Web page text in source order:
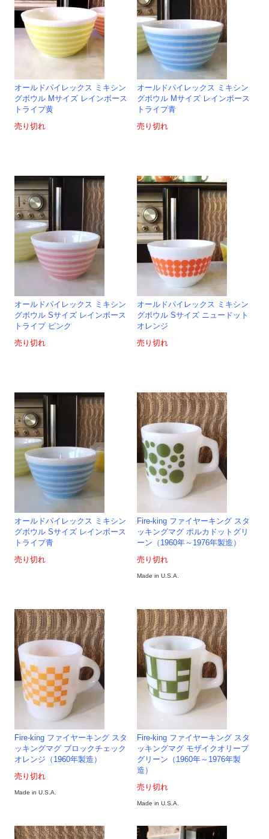
オールドパイレックス ミキシン
グボウル Mサイズ レインボース
トライプ黄
売り切れ
オールドパイレックス ミキシン
グボウル Mサイズ レインボース
トライプ青
売り切れ
オールドパイレックス ミキシン
グボウル Sサイズ レインボース
トライプ ピンク
売り切れ
オールドパイレックス ミキシン
グボウル Sサイズ ニュードット
オレンジ
売り切れ
オールドパイレックス ミキシン
グボウル Sサイズ レインボース
トライプ青
売り切れ
Fire-king ファイヤーキング スタ
ッキングマグ ポルカドットグリ
ーン（1960年～1976年製造）
売り切れ
Made in U.S.A.
Fire-king ファイヤーキング スタ
ッキングマグ ブロックチェック
オレンジ（1960年製造）
売り切れ
Made in U.S.A.
Fire-king ファイヤーキング スタ
ッキングマグ モザイクオリーブ
グリーン（1960年～1976年製
造）
売り切れ
Made in U.S.A.